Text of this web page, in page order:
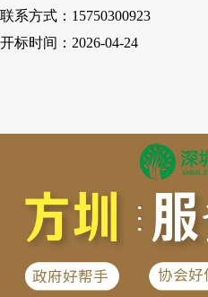
联系方式： 15750300923
开标时间： 2026-04-24